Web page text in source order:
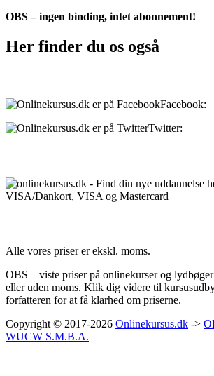
OBS – ingen binding, intet abonnement!
Her finder du os også
Facebook:
Twitter:
Alle vores priser er ekskl. moms.
OBS – viste priser på onlinekurser og
eller uden moms. Klik dig videre til
forfatteren for at få klarhed om priserne.
Copyright © 2017-2026 Onlinekursus.dk ->
WUCW S.M.B.A.